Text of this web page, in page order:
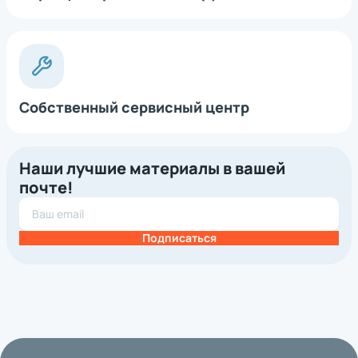
Собственный сервисный центр
Наши лучшие материалы в вашей
почте!
Подписаться